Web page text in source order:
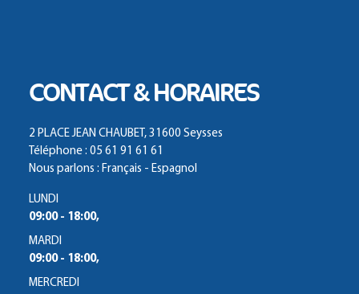
CONTACT & HORAIRES
2 PLACE JEAN CHAUBET, 31600 Seysses
Téléphone : 05 61 91 61 61
Nous parlons : Français - Espagnol
LUNDI
09:00 - 18:00,
MARDI
09:00 - 18:00,
MERCREDI